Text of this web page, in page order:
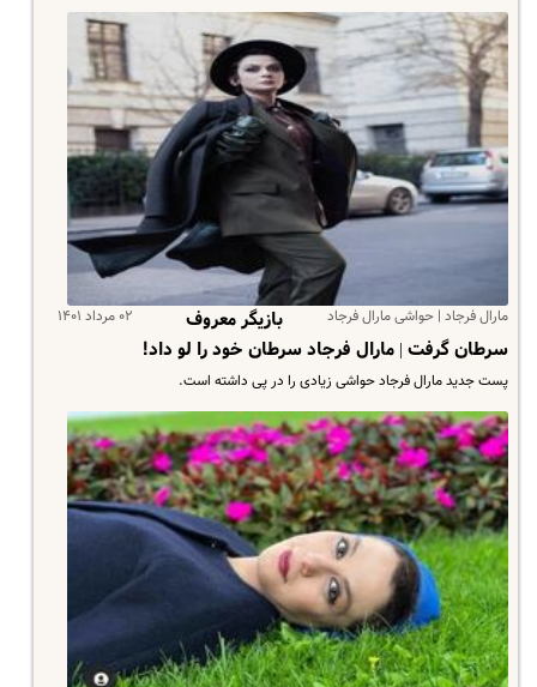
مارال فرجاد | حواشی مارال فرجاد ۰۲ مرداد ۱۴۰۱
بازیگر معروف
سرطان گرفت | مارال فرجاد سرطان خود را لو داد!
پست جدید مارال فرجاد حواشی زیادی را در پی داشته است.